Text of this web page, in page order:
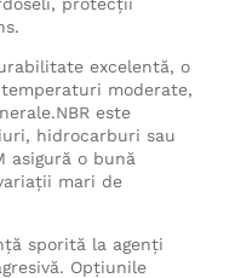
excelentă, o
moderate,
este
hidrocarburi sau
asigură o bună
mari de
sporită la agenți
Opțiunile